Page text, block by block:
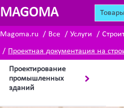
MAGOMA Товары
Magoma.ru Все Услуги
Проектная документация на
Проектирование
промышленных
зданий